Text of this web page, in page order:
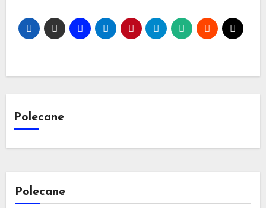
Polecane
Polecane